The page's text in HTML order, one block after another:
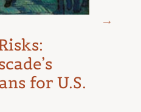
for U.S.